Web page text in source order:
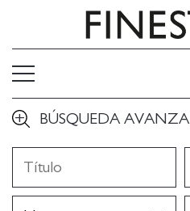
BÚSQUEDA